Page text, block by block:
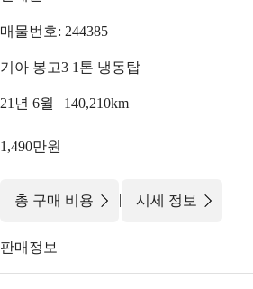
매물번호: 244385
기아 봉고3 1톤 냉동탑
21년 6월 | 140,210km
1,490만원
총 구매 비용 | 시세 정보
판매정보